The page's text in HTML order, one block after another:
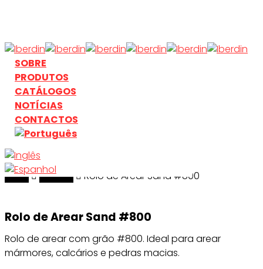
main
content
search
Menu
SOBRE
PRODUTOS
CATÁLOGOS
NOTÍCIAS
CONTACTOS
search
Início Areado Rolo de Arear Sand #800
Rolo de Arear Sand #800
Rolo de arear com grão #800. Ideal para arear
mármores, calcários e pedras macias.